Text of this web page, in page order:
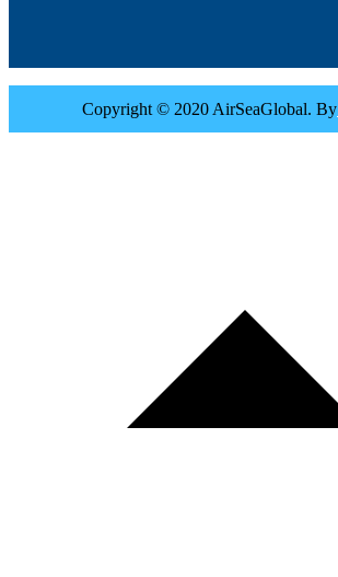
Copyright © 2020 AirSeaGlobal. By